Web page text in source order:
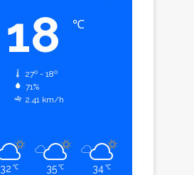
18 ℃
27º - 18º
71%
2.41 km/h
32 ℃ 35 ℃ 34 ℃